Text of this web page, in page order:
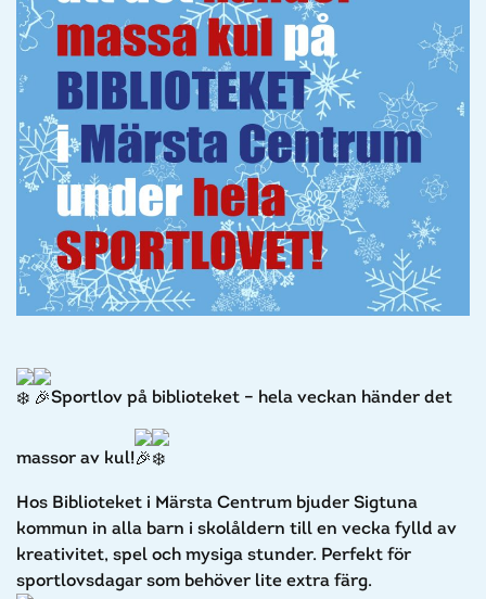
Sportlov på biblioteket – hela veckan händer det
massor av kul!
Hos Biblioteket i Märsta Centrum bjuder Sigtuna
kommun in alla barn i skolåldern till en vecka fylld av
kreativitet, spel och mysiga stunder. Perfekt för
sportlovsdagar som behöver lite extra färg.